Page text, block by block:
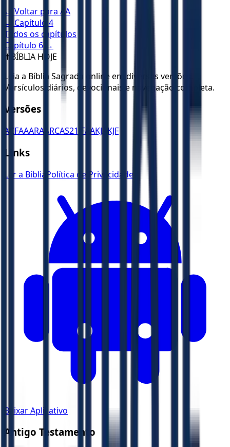
← Voltar para AA
← Capítulo 4
Todos os capítulos
Capítulo 6 →
✝️ BÍBLIA HOJE
Leia a Bíblia Sagrada online em diversas versões.
Versículos diários, devocionais e navegação completa.
Versões
ACFAAARA ARCAS21 JFAAKJA KJF
Links
Ler a Bíblia Política de Privacidade
Baixar Aplicativo
Antigo Testamento